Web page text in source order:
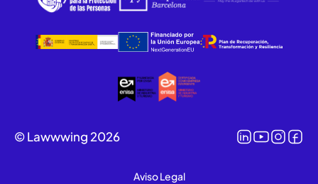
© Lawwwing 2026
Aviso Legal